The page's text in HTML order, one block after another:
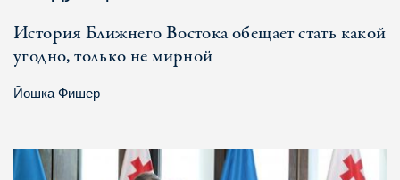
История Ближнего Востока обещает стать какой
угодно, только не мирной
Йошка Фишер